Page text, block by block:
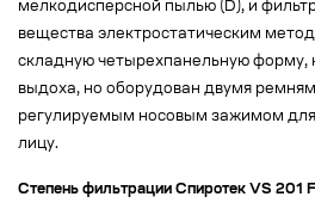
мелкодисперсной пылью (D), и
вещества электростатическим
складную четырехпанельную форму,
выдоха, но оборудован двумя
регулируемым носовым зажимом для
лицу.
Степень фильтрации Спиротек VS 201